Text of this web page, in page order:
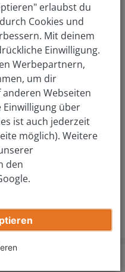
Potsdam
zu verkaufen, bieten wir
einfach mit der
Online-Bewertung und
Verkaufspreises
Abgabe-Termin
zu deinem PKW mit.
noch deine
erlaubst du
Cookies und
Mit deinem
Einwilligung.
Werbepartnern,
um dir
Webseiten
Einwilligung über
ist auch jederzeit
möglich). Weitere
den